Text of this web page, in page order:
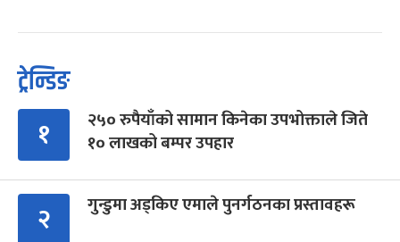
ट्रेन्डिङ
१
२५० रुपैयाँको सामान किनेका उपभोक्ताले जिते
१० लाखको बम्पर उपहार
२ गुन्डुमा अड्किए एमाले पुनर्गठनका प्रस्तावहरू